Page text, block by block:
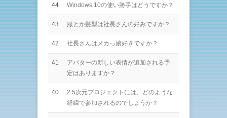
44 Windows 10の使い勝手はどうですか？
43 服とか髪型は社長さんの好みですか？
42 社長さんはメカっ娘好きですか？
41
アバターの新しい表情が追加される予
定はありますか？
40
2.5次元プロジェクトには、どのような
経緯で参加されるのでしょうか？